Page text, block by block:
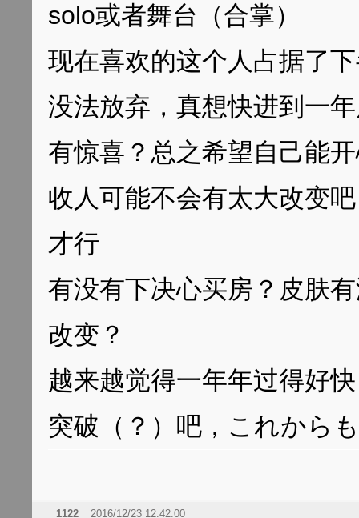
solo或者舞台（合掌）
现在喜欢的这个人占据了
没法放弃，真想快进到一
有惊喜？总之希望自己能
收人可能不会有太大改变
才行
有没有下决心买房？皮肤
改变？
越来越觉得一年年过得好
突破（？）吧，これから
1122 2016/12/23 12:42:00